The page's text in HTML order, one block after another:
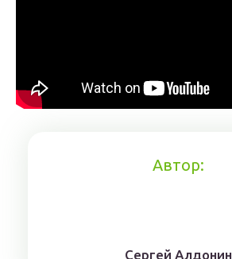
Автор:
Сергей Алдонин